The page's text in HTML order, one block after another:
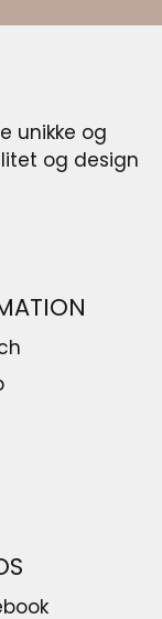
unikke og
og design